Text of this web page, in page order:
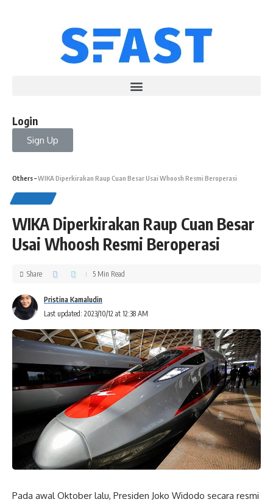
Login
Sign Up
Others–WIKA Diperkirakan Raup Cuan Besar Usai Whoosh Resmi Beroperasi
WIKA Diperkirakan Raup Cuan Besar
Usai Whoosh Resmi Beroperasi
Last updated: 2023/10/12 at 12:38 AM
Pristina Kamaludin
Share 5 Min Read
Pada awal Oktober lalu, Presiden Joko Widodo secara resmi